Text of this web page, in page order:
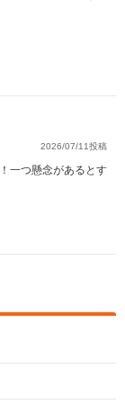
2026/07/11投稿
一つ懸念があるとす